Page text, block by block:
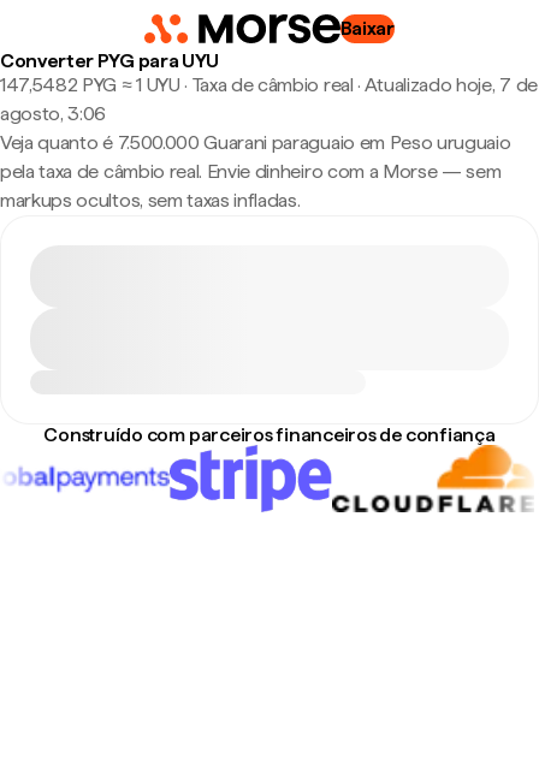
Baixar
Converter PYG para UYU
147,5482 PYG ≈ 1 UYU · Taxa de câmbio real · Atualizado hoje, 7 de
agosto, 3:06
Veja quanto é 7.500.000 Guarani paraguaio em Peso uruguaio
pela taxa de câmbio real. Envie dinheiro com a Morse — sem
markups ocultos, sem taxas infladas.
Construído com parceiros financeiros de confiança